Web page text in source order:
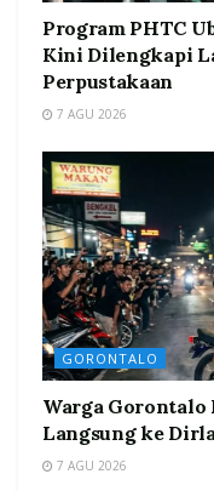
Program PHTC
Kini Dilengkapi
Perpustakaan
7 AGU 2026
GORONTALO
Warga
Langsung ke
7 AGU 2026